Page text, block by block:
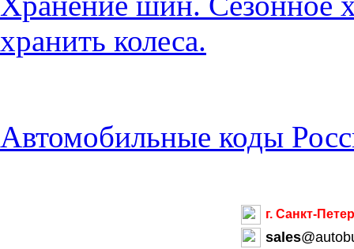
хранить колеса.
Автомобильные коды
г. Санкт-
sales@